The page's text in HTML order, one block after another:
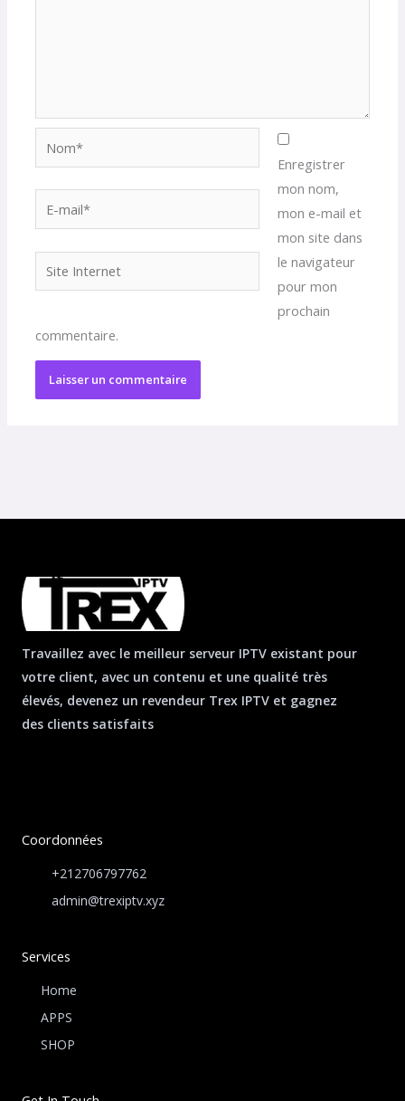
mail*
Internet
Enregistrer
mon nom,
mon e-mail et
mon site dans
le navigateur
pour mon
prochain
commentaire.
Travaillez avec le meilleur serveur IPTV existant pour
votre client, avec un contenu et une qualité très
élevés, devenez un revendeur Trex IPTV et gagnez
des clients satisfaits
Coordonnées
+212706797762
admin@trexiptv.xyz
Services
Home
APPS
SHOP